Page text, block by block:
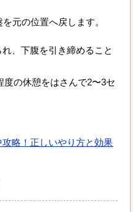
元の位置へ戻します。
、下腹を引き締めること
度の休憩をはさんで2〜3セ
略！正しいやり方と効果